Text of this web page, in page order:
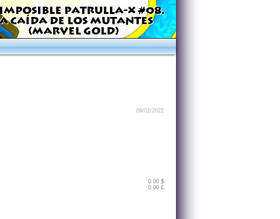
PATRULLA-X #08.
CAÍDA DE LOS MUTANTES
(MARVEL GOLD)
09/02/2022
0.00 $
0.00 £